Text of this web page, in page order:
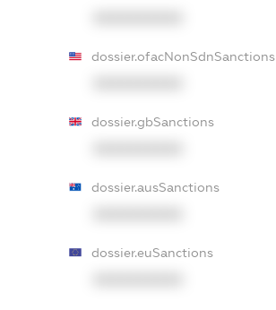
dossier.ofacNonSdnSanctions
dossier.gbSanctions
dossier.ausSanctions
dossier.euSanctions